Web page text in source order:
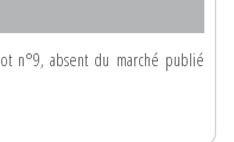
n°9, absent du marché publié